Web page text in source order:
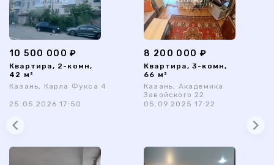
10 500 000 ₽
Квартира, 2-комн,
42 м²
Казань, Карла Фукса 4
25.05.2026 17:50
8 200 000 ₽
Квартира, 3-комн,
66 м²
Казань, Академика
Завойского 22
05.09.2025 17:22